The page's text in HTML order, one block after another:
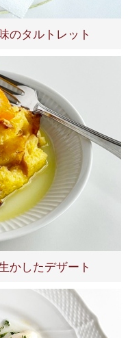
のタルトレット
かしたデザート